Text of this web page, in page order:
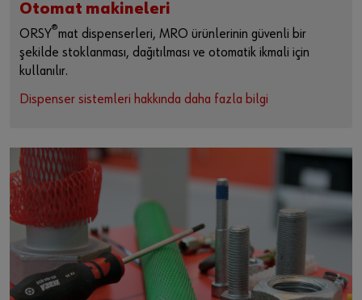
Otomat makineleri
ORSY®mat dispenserleri, MRO ürünlerinin güvenli bir
şekilde stoklanması, dağıtılması ve otomatik ikmali için
kullanılır.
Dispenser sistemleri hakkında daha fazla bilgi